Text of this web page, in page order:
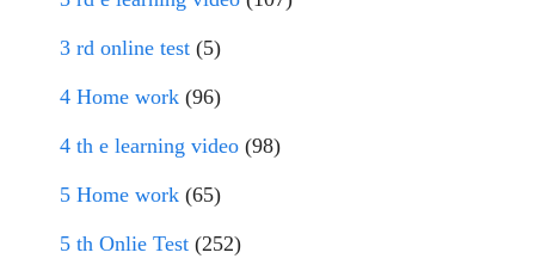
3 rd online test (5)
4 Home work (96)
4 th e learning video (98)
5 Home work (65)
5 th Onlie Test (252)